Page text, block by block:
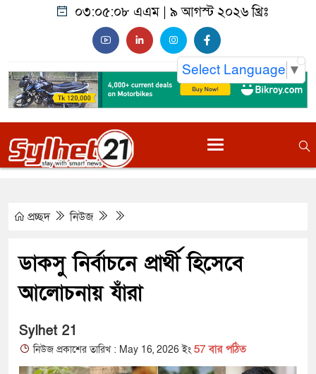
০৩:০৫:০৯ এএম| ৯ আগস্ট ২০২৬ খ্রিঃ
Select Language ▼
প্রচ্ছদ নিউজ
ডাকসু নির্বাচনে প্রার্থী হিসেবে
আলোচনায় যাঁরা
Sylhet 21
নিউজ প্রকাশের তারিখ : May 16, 2026 ইং 57 বার পঠিত